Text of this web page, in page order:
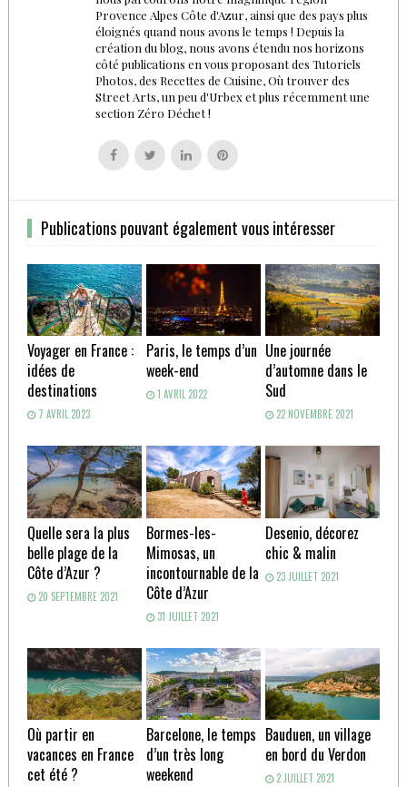
Provence Alpes Côte d'Azur, ainsi que des pays plus
éloignés quand nous avons le temps ! Depuis la
création du blog, nous avons étendu nos horizons
côté publications en vous proposant des Tutoriels
Photos, des Recettes de Cuisine, Où trouver des
Street Arts, un peu d'Urbex et plus récemment une
section Zéro Déchet !
Follow
us
Follow
us
Follow
us
Follow
us
Publications pouvant également vous intéresser
Voyager en France :
idées de
destinations
7 AVRIL 2023
Paris, le temps d’un
week-end
1 AVRIL 2022
Une journée
d’automne dans le
Sud
22 NOVEMBRE 2021
Quelle sera la plus
belle plage de la
Côte d’Azur ?
20 SEPTEMBRE 2021
Bormes-les-
Mimosas, un
incontournable de la
Côte d’Azur
31 JUILLET 2021
Desenio, décorez
chic & malin
23 JUILLET 2021
Où partir en
vacances en France
cet été ?
Barcelone, le temps
d’un très long
weekend
Bauduen, un village
en bord du Verdon
2 JUILLET 2021